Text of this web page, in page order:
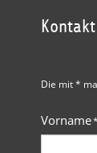
Kontakt
Die mit *
Vorname*